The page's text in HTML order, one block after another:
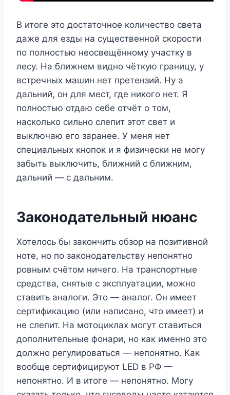
В итоге это достаточное количество света
даже для езды на существенной скорости
по полностью неосвещённому участку в
лесу. На ближнем видно чёткую границу, у
встречных машин нет претензий. Ну а
дальний, он для мест, где никого нет. Я
полностью отдаю себе отчёт о том,
насколько сильно слепит этот свет и
выключаю его заранее. У меня нет
специальных кнопок и я физически не могу
забыть выключить, ближний с ближним,
дальний — с дальним.
Законодательный нюанс
Хотелось бы закончить обзор на позитивной
ноте, но по законодательству непонятно
ровным счётом ничего. На транспортные
средства, снятые с эксплуатации, можно
ставить аналоги. Это — аналог. Он имеет
сертификацию (или написано, что имеет) и
не слепит. На мотоциклах могут ставиться
дополнительные фонари, но как именно это
должно регулироваться — непонятно. Как
вообще сертифицируют LED в РФ —
непонятно. И в итоге — непонятно. Могу